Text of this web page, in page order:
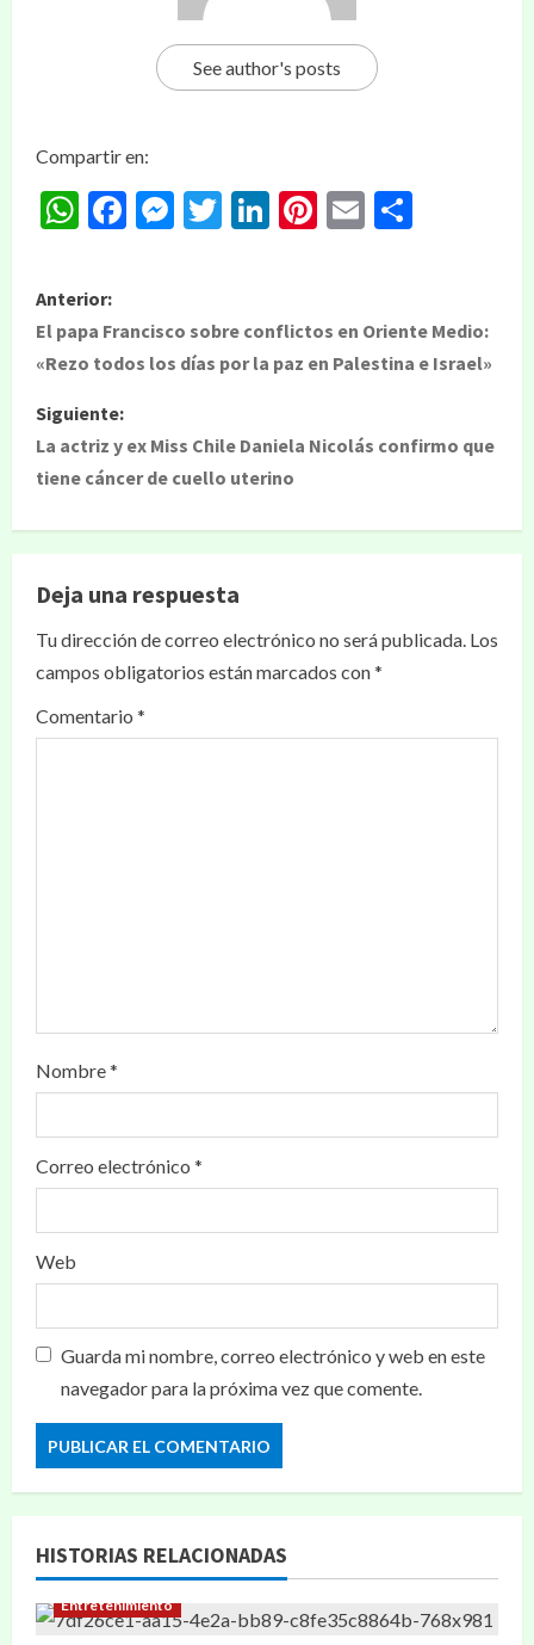
See author's posts
Compartir en:
WhatsApp
Facebook
Messenger
Twitter
LinkedIn
Pinterest
Email
Anterior:
El papa Francisco sobre conflictos en Oriente Medio:
«Rezo todos los días por la paz en Palestina e Israel»
Siguiente:
La actriz y ex Miss Chile Daniela Nicolás confirmo que
tiene cáncer de cuello uterino
Deja una respuesta
Tu dirección de correo electrónico no será publicada. Los
campos obligatorios están marcados con*
Comentario *
Nombre*
Correo electrónico *
Web
Guarda mi nombre, correo electrónico y web en este
navegador para la próxima vez que comente.
HISTORIAS RELACIONADAS
Entretenimiento